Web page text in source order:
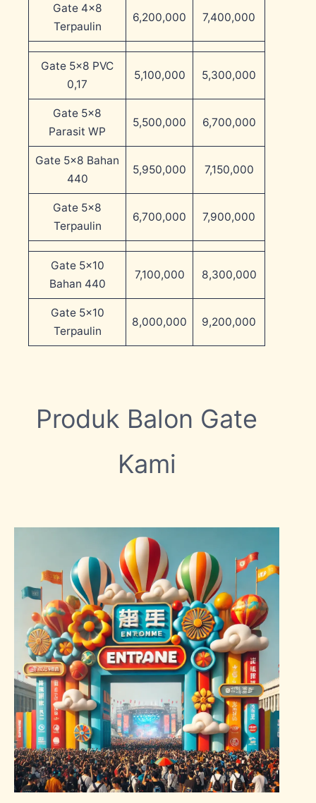
Gate 4×8
Terpaulin
6,200,000 7,400,000
Gate 5×8 PVC
0,17
5,100,000 5,300,000
Gate 5×8
Parasit WP
5,500,000 6,700,000
Gate 5×8 Bahan
440
5,950,000 7,150,000
Gate 5×8
Terpaulin
6,700,000 7,900,000
Gate 5×10
Bahan 440
7,100,000 8,300,000
Gate 5×10
Terpaulin
8,000,000 9,200,000
Produk Balon Gate
Kami